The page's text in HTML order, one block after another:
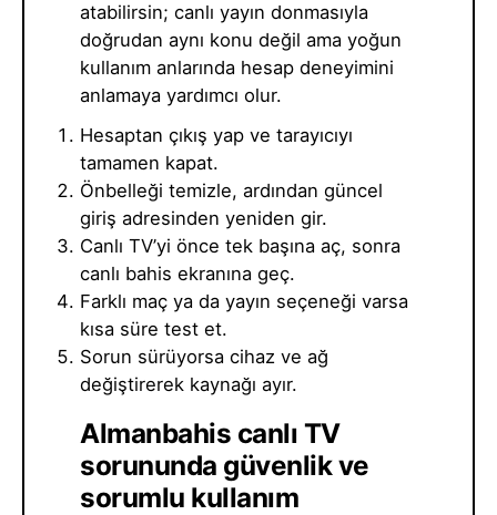
atabilirsin; canlı yayın donmasıyla
doğrudan aynı konu değil ama yoğun
kullanım anlarında hesap deneyimini
anlamaya yardımcı olur.
Hesaptan çıkış yap ve tarayıcıyı
tamamen kapat.
Önbelleği temizle, ardından güncel
giriş adresinden yeniden gir.
Canlı TV’yi önce tek başına aç, sonra
canlı bahis ekranına geç.
Farklı maç ya da yayın seçeneği varsa
kısa süre test et.
Sorun sürüyorsa cihaz ve ağ
değiştirerek kaynağı ayır.
Almanbahis canlı TV
sorununda güvenlik ve
sorumlu kullanım